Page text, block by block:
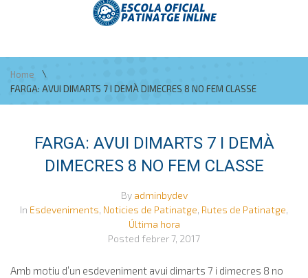
Home
\
FARGA: AVUI DIMARTS 7 I DEMÀ DIMECRES 8 NO FEM CLASSE
FARGA: AVUI DIMARTS 7 I DEMÀ
DIMECRES 8 NO FEM CLASSE
By adminbydev
In Esdeveniments, Noticies de Patinatge, Rutes de Patinatge,
Última hora
Posted febrer 7, 2017
Amb motiu d’un esdeveniment avui dimarts 7 i dimecres 8 no